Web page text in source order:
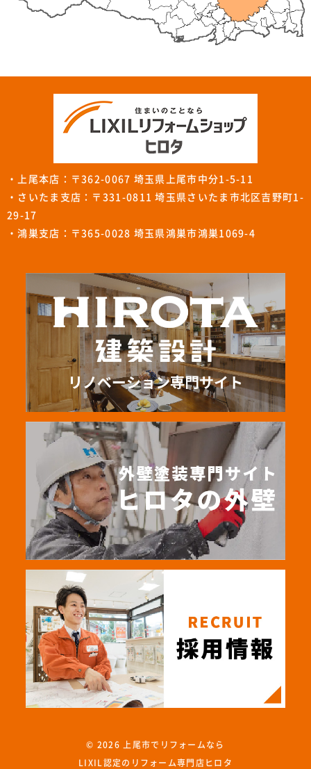
・上尾本店：〒362-0067 埼玉県上尾市中分1-5-11
・さいたま支店：〒331-0811 埼玉県さいたま市北区吉野町1-
29-17
・鴻巣支店：〒365-0028 埼玉県鴻巣市鴻巣1069-4
© 2026 上尾市でリフォームなら
LIXIL認定のリフォーム専門店ヒロタ